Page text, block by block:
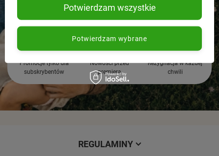
Promocje tylko dla
subskrybentów
Nowości przed
premierą
Rezygnacja w każdej
chwili
REGULAMINY
Potwierdzam wybrane
Potwierdzam wszystkie